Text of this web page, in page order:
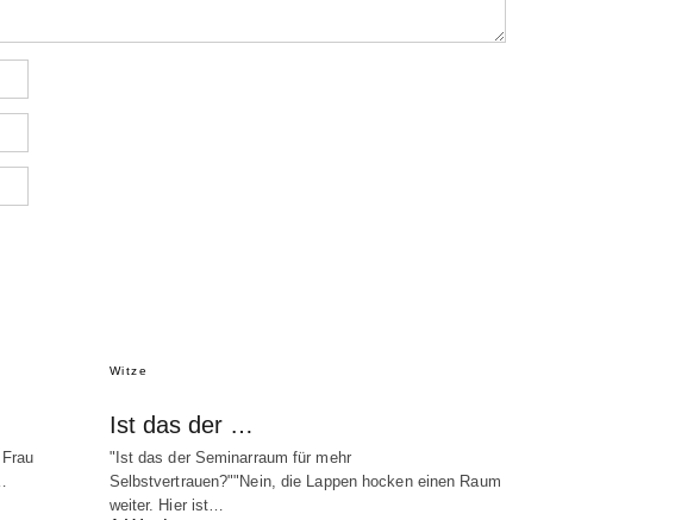
Witze
Ist das der …
"Ist das der Seminarraum für mehr
Selbstvertrauen?""Nein, die Lappen hocken einen Raum
weiter. Hier ist…